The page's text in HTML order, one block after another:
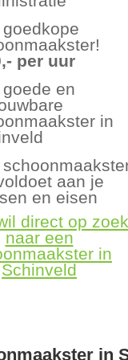
goedkope
per uur
en
in
aan je
en eisen
direct op zoek
naar een
in
Schinveld
in